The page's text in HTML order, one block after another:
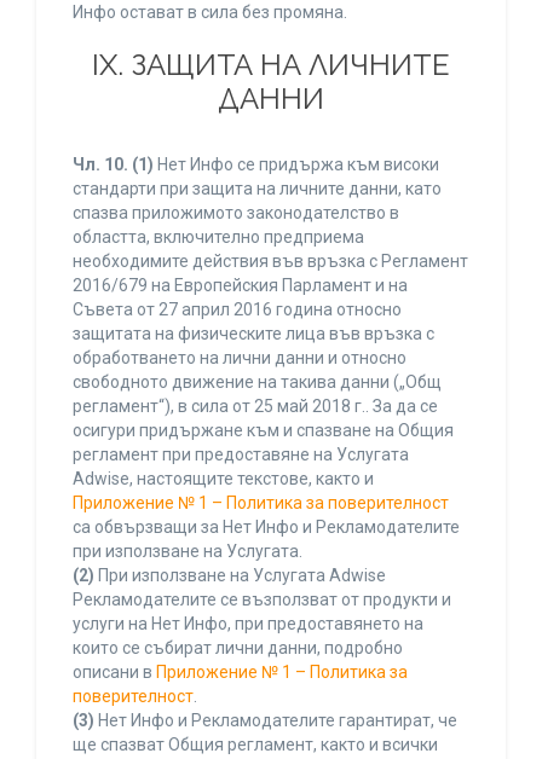
Инфо остават в сила без промяна.
IХ. ЗАЩИТА НА ЛИЧНИТЕ
ДАННИ
Чл. 10. (1) Нет Инфо се придържа към високи
стандарти при защита на личните данни, като
спазва приложимото законодателство в
областта, включително предприема
необходимите действия във връзка с Регламент
2016/679 на Европейския Парламент и на
Съвета от 27 април 2016 година относно
защитата на физическите лица във връзка с
обработването на лични данни и относно
свободното движение на такива данни („Общ
регламент“), в сила от 25 май 2018 г.. За да се
осигури придържане към и спазване на Общия
регламент при предоставяне на Услугата
Adwise, настоящите текстове, както и
Приложение № 1 – Политика за поверителност
са обвързващи за Нет Инфо и Рекламодателите
при използване на Услугата.
(2) При използване на Услугата Adwise
Рекламодателите се възползват от продукти и
услуги на Нет Инфо, при предоставянето на
които се събират лични данни, подробно
описани в Приложение № 1 – Политика за
поверителност.
(3) Нет Инфо и Рекламодателите гарантират, че
ще спазват Общия регламент, както и всички